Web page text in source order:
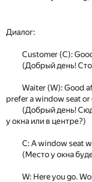
Диалог:
Customer (C):
(Добрый день!
Waiter (W): Good
prefer a window seat or
(Добрый день!
у окна или в центре?)
C: A window seat
(Место у окна
W: Here you go.